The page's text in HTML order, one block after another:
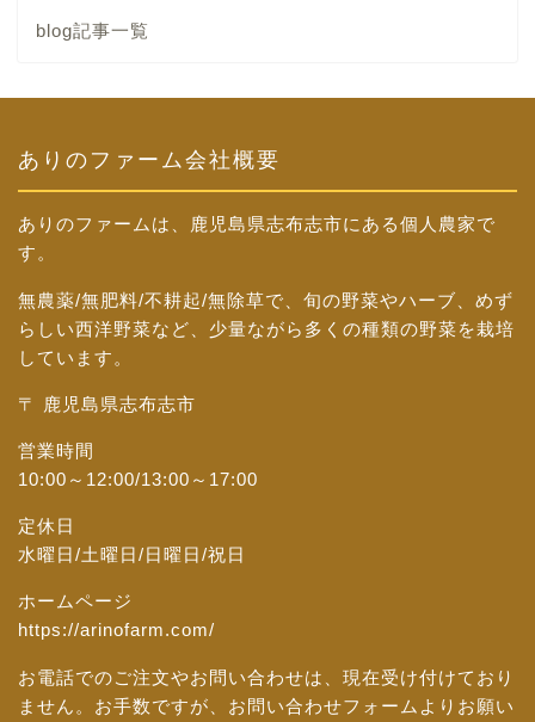
blog記事一覧
ありのファーム会社概要
ありのファームは、鹿児島県志布志市にある個人農家で
す。
無農薬/無肥料/不耕起/無除草で、旬の野菜やハーブ、めず
らしい西洋野菜など、少量ながら多くの種類の野菜を栽培
しています。
〒 鹿児島県志布志市
営業時間
10:00～12:00/13:00～17:00
定休日
水曜日/土曜日/日曜日/祝日
ホームページ
https://arinofarm.com/
お電話でのご注文やお問い合わせは、現在受け付けており
ません。お手数ですが、 お問い合わせフォーム よりお願い